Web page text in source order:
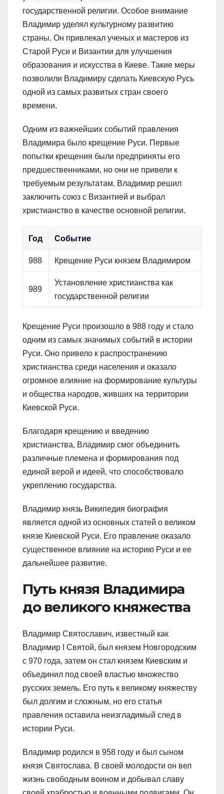
государственной религии. Особое внимание
Владимир уделял культурному развитию
страны. Он привлекал ученых и мастеров из
Старой Руси и Византии для улучшения
образования и искусства в Киеве. Такие меры
позволили Владимиру сделать Киевскую Русь
одной из самых развитых стран своего
времени.
Одним из важнейших событий правления
Владимира было крещение Руси. Первые
попытки крещения были предприняты его
предшественниками, но они не привели к
требуемым результатам. Владимир решил
заключить союз с Византией и выбрал
христианство в качестве основной религии.
Год Событие
988 Крещение Руси князем Владимиром
989
Установление христианства как
государственной религии
Крещение Руси произошло в 988 году и стало
одним из самых значимых событий в истории
Руси. Оно привело к распространению
христианства среди населения и оказало
огромное влияние на формирование культуры
и общества народов, живших на территории
Киевской Руси.
Благодаря крещению и введению
христианства, Владимир смог объединить
различные племена и формирования под
единой верой и идеей, что способствовало
укреплению государства.
Владимир князь Википедия биография
является одной из основных статей о великом
князе Киевской Руси. Его правление оказало
существенное влияние на историю Руси и ее
дальнейшее развитие.
Путь князя Владимира
до великого княжества
Владимир Святославич, известный как
Владимир I Святой, был князем Новгородским
с 970 года, затем он стал князем Киевским и
объединил под своей властью множество
русских земель. Его путь к великому княжеству
был долгим и сложным, но его статья
правления оставила неизгладимый след в
истории Руси.
Владимир родился в 958 году и был сыном
князя Святослава. В своей молодости он вел
жизнь свободным воином и добывал славу